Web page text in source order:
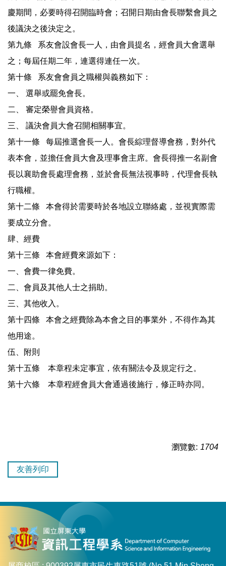
慶期間，必要時得召開臨時會；召開日期由會長聯繫會員之
後議決之後決定之。
第九條 系友會設會長一人，由會員提名，經會員大會選舉
之；每屆任期二年，連選得連任一次。
第十條 系友會會員之職權與義務如下：
一、 選舉或罷免會長。
二、 審定榮譽會員資格。
三、 議決會員大會召開相關事宜。
第十一條 每屆推選會長一人。會長綜理督導會務，對外代
表本會，並擔任會員大會及理事會主席。會長得推一名副會
長以襄助會長處理會務，並於會長無法視事時，代理會長執
行職權。
第十二條 本會得於需要時於各地設立聯絡處，並視實際需
要成立分會。
肆、經費
第十三條 本會經費來源如下：
一、會費一律免費。
二、會員及其他人士之捐助。
三、其他收入。
第十四條 本會之經費除為本會之目的事業外，不得作為其
他用途。
伍、附則
第十五條 本章程未定事宜，依有關法令及規定行之。
第十六條 本章程經會員大會通過後施行，修正時亦同。
瀏覽數: 1704
友善列印